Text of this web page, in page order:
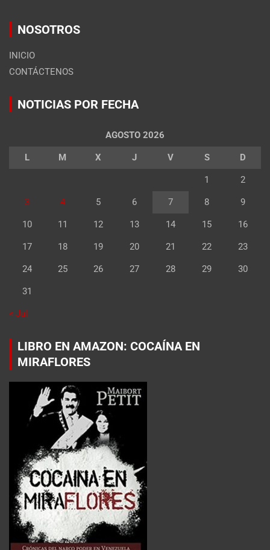
NOSOTROS
INICIO
CONTÁCTENOS
NOTICIAS POR FECHA
AGOSTO 2026
L M X J V S D
1 2
3 4 5 6 7 8 9
10 11 12 13 14 15 16
17 18 19 20 21 22 23
24 25 26 27 28 29 30
31
« Jul
LIBRO EN AMAZON: COCAÍNA EN
MIRAFLORES